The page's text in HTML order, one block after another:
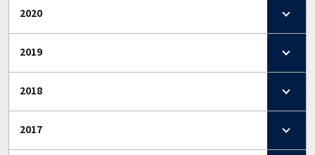
2020
2019
2018
2017